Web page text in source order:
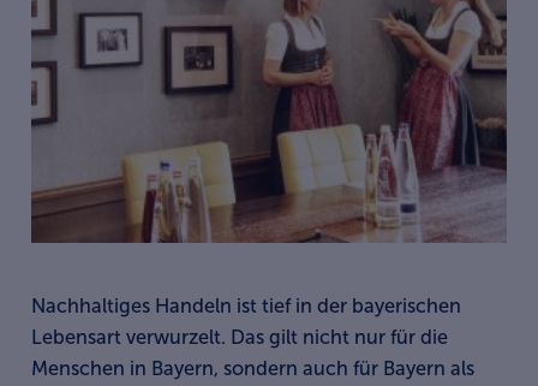
Nachhaltiges Handeln ist tief in der bayerischen
Lebensart verwurzelt. Das gilt nicht nur für die
Menschen in Bayern, sondern auch für Bayern als